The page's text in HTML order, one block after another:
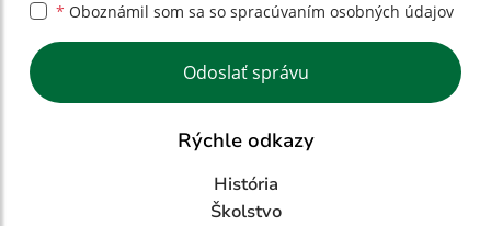
* Oboznámil som sa so spracúvaním osobných údajov
Google reCaptcha Response
Odoslať správu
Rýchle odkazy
História
Školstvo